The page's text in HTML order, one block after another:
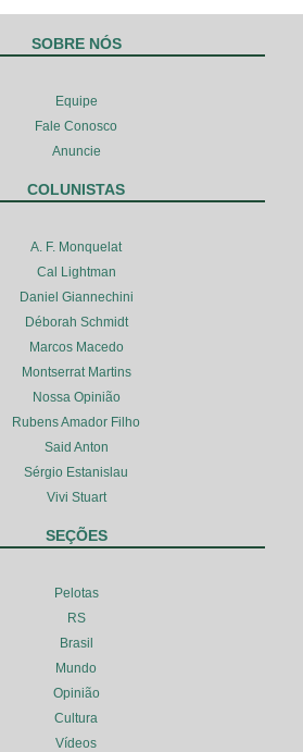
SOBRE NÓS
Equipe
Fale Conosco
Anuncie
COLUNISTAS
A. F. Monquelat
Cal Lightman
Daniel Giannechini
Déborah Schmidt
Marcos Macedo
Montserrat Martins
Nossa Opinião
Rubens Amador Filho
Said Anton
Sérgio Estanislau
Vivi Stuart
SEÇÕES
Pelotas
RS
Brasil
Mundo
Opinião
Cultura
Vídeos